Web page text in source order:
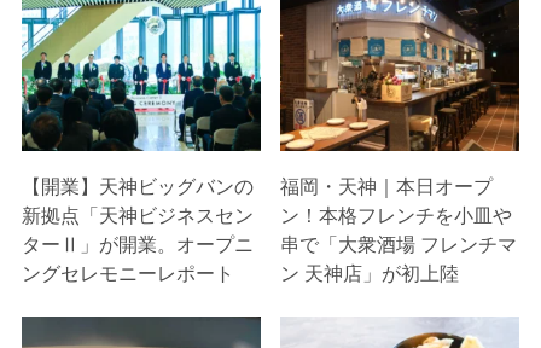
【開業】天神ビッグバンの
新拠点「天神ビジネスセン
ターⅡ」が開業。オープニ
ングセレモニーレポート
福岡・天神｜本日オープ
ン！本格フレンチを小皿や
串で「大衆酒場 フレンチマ
ン 天神店」が初上陸